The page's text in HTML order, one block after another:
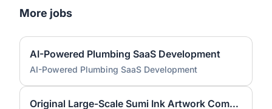
More jobs
AI-Powered Plumbing SaaS Development
AI-Powered Plumbing SaaS Development
Original Large-Scale Sumi Ink Artwork Commission